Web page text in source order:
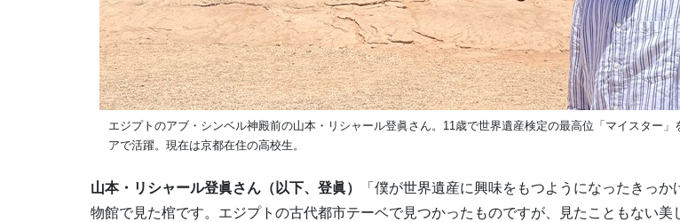
エジプトのアブ・シンベル神殿前の山本・リシャール登眞さん。11歳で世界遺産検定の最高位「マイスター」
アで活躍。現在は京都在住の高校生。
山本・リシャール登眞さん（以下、登眞）
「僕が世界遺産に興味をもつようになったきっ
物館で見た棺です。エジプトの古代都市テーベで見つかったものですが、見たこともない美